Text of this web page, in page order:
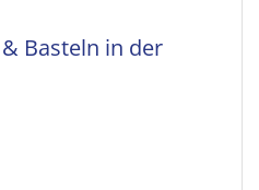
Basteln in der